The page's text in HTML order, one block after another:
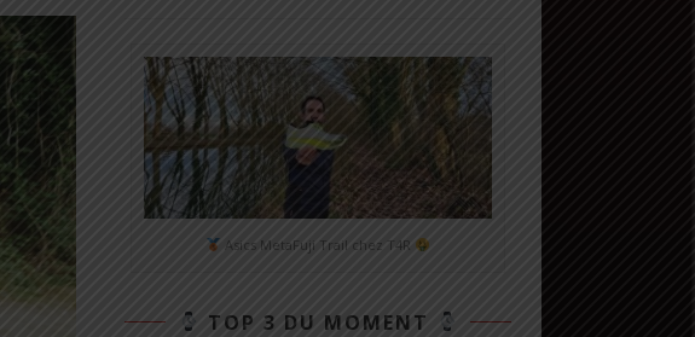
Asics MetaFuji Trail chez T4R
TOP 3 DU MOMENT